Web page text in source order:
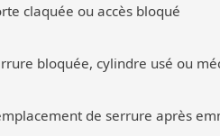
claquée ou accès bloqué
bloquée, cylindre usé ou
de serrure après